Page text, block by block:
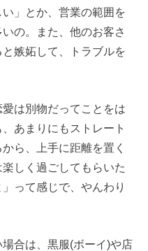
」とか、営業の範囲を
の。また、他のお客さ
嫉妬して、トラブルを
は別物だってことをは
あまりにもストレート
ら、上手に距離を置く
しく過ごしてもらいた
って感じで、やんわり
合は、黒服(ボーイ)や店